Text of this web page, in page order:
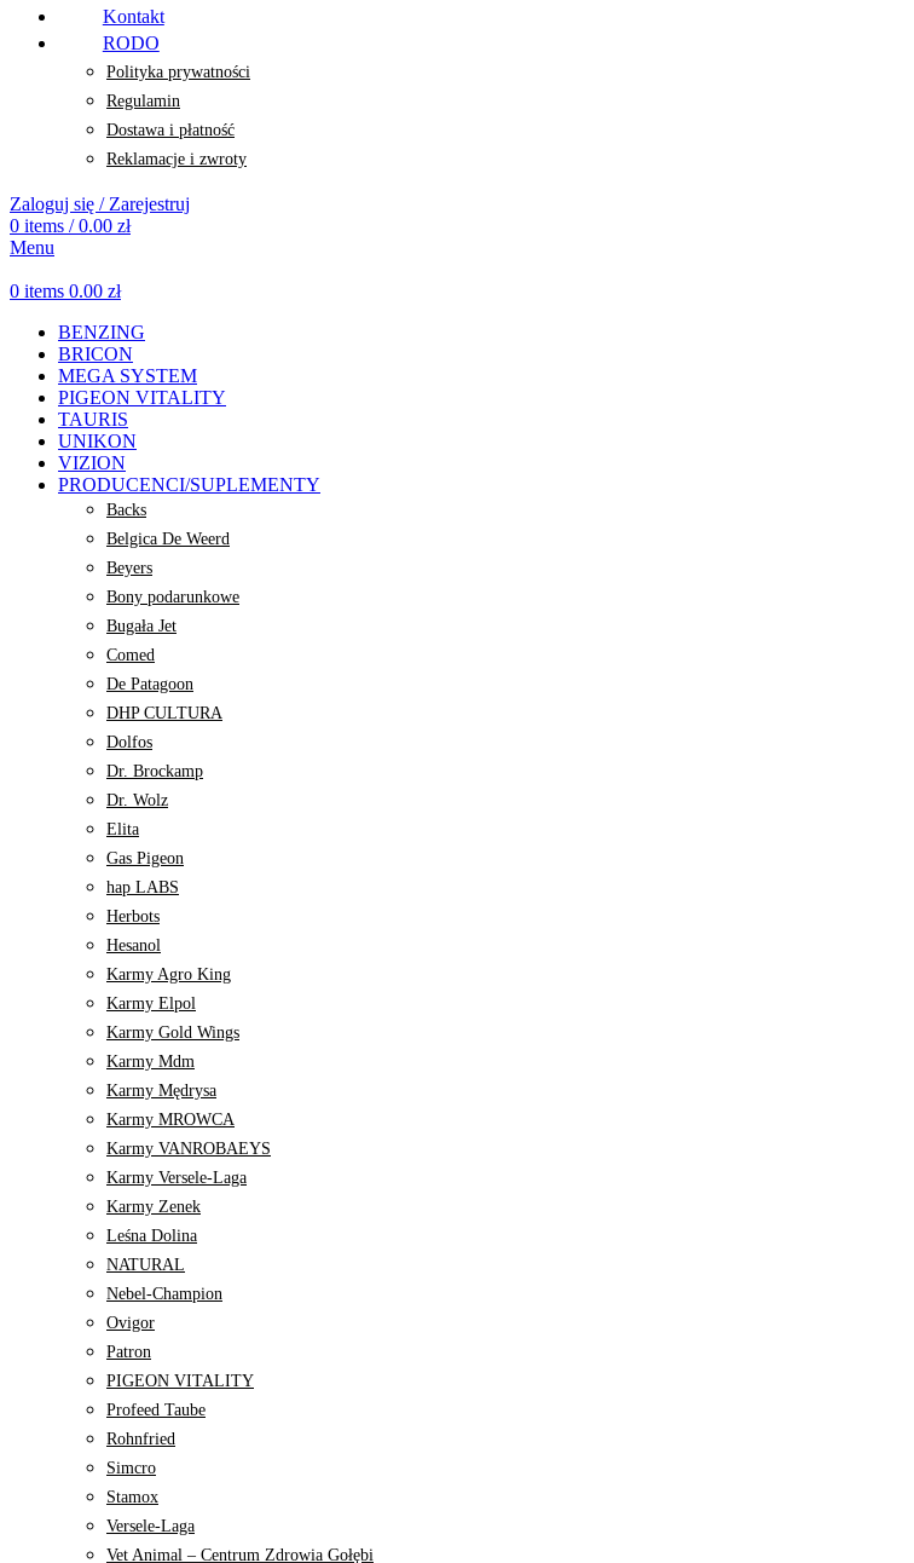
Kontakt
RODO
Polityka prywatności
Regulamin
Dostawa i płatność
Reklamacje i zwroty
Zaloguj się / Zarejestruj
0 items / 0.00 zł
Menu
0 items 0.00 zł
BENZING
BRICON
MEGA SYSTEM
PIGEON VITALITY
TAURIS
UNIKON
VIZION
PRODUCENCI/SUPLEMENTY
Backs
Belgica De Weerd
Beyers
Bony podarunkowe
Bugała Jet
Comed
De Patagoon
DHP CULTURA
Dolfos
Dr. Brockamp
Dr. Wolz
Elita
Gas Pigeon
hap LABS
Herbots
Hesanol
Karmy Agro King
Karmy Elpol
Karmy Gold Wings
Karmy Mdm
Karmy Mędrysa
Karmy MROWCA
Karmy VANROBAEYS
Karmy Versele-Laga
Karmy Zenek
Leśna Dolina
NATURAL
Nebel-Champion
Ovigor
Patron
PIGEON VITALITY
Profeed Taube
Rohnfried
Simcro
Stamox
Versele-Laga
Vet Animal – Centrum Zdrowia Gołębi